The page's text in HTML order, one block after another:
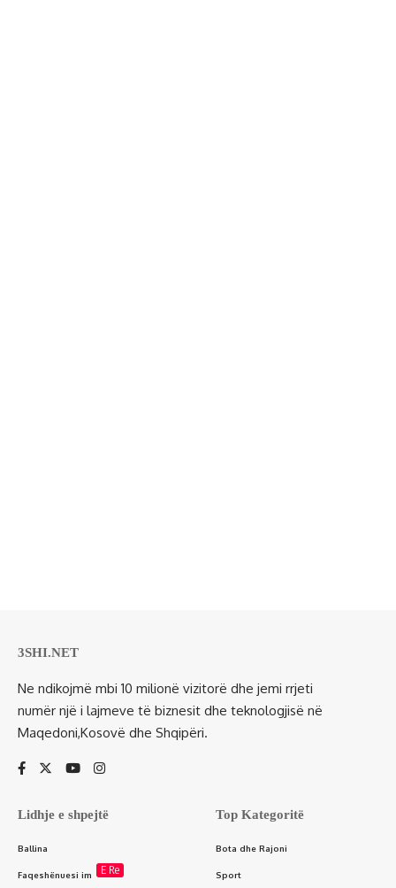
3SHI.NET
Ne ndikojmë mbi 10 milionë vizitorë dhe jemi rrjeti
numër një i lajmeve të biznesit dhe teknologjisë në
Maqedoni,Kosovë dhe Shqipëri.
Lidhje e shpejtë
Ballina
Faqeshënuesi im E Re
Top Kategoritë
Bota dhe Rajoni
Sport